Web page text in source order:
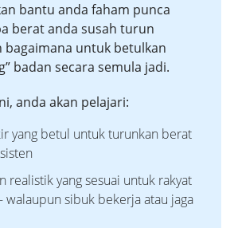
bantu anda faham punca
berat anda susah turun
bagaimana untuk betulkan
badan secara semula jadi.
anda akan pelajari:
yang betul untuk turunkan berat
realistik yang sesuai untuk rakyat
walaupun sibuk bekerja atau jaga